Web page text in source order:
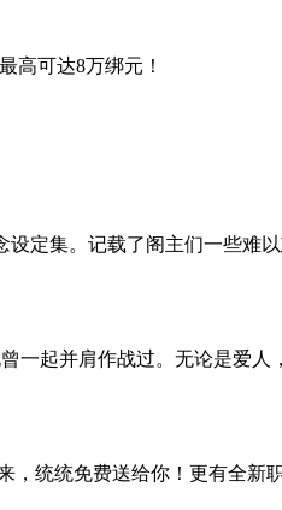
高可达8万绑元！
定集。记载了阁主们一些难
一起并肩作战过。无论是爱人
，统统免费送给你！更有全新